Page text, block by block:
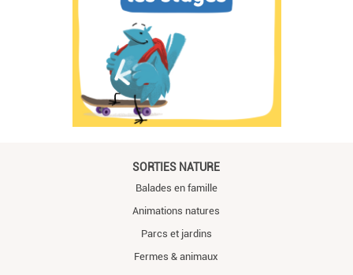
SORTIES NATURE
Balades en famille
Animations natures
Parcs et jardins
Fermes & animaux